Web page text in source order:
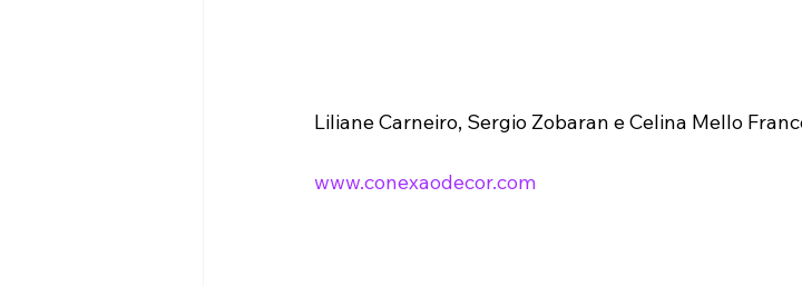
Liliane Carneiro, Sergio Zobaran e Celina Mello
www.conexaodecor.com